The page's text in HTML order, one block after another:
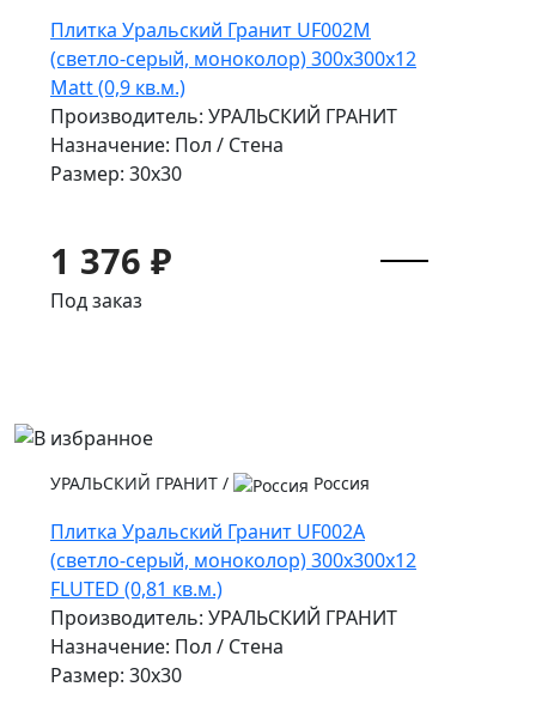
Плитка Уральский Гранит UF002M
(светло-серый, моноколор) 300х300х12
Matt (0,9 кв.м.)
Производитель: УРАЛЬСКИЙ ГРАНИТ
Назначение: Пол / Стена
Размер: 30x30
1 376 ₽
Под заказ
УРАЛЬСКИЙ ГРАНИТ / Россия
Плитка Уральский Гранит UF002A
(светло-серый, моноколор) 300х300х12
FLUTED (0,81 кв.м.)
Производитель: УРАЛЬСКИЙ ГРАНИТ
Назначение: Пол / Стена
Размер: 30x30